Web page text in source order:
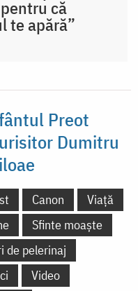
că
te apără”
Preot
Dumitru
Canon
Viață
Sfinte moaște
de pelerinaj
Video